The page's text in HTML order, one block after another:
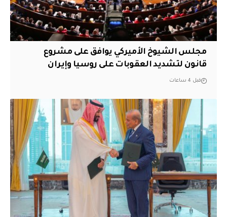
مجلس الشيوخ الأميركي يوافق على مشروع
قانون لتشديد العقوبات على روسيا وإيران
قبل 4 ساعات